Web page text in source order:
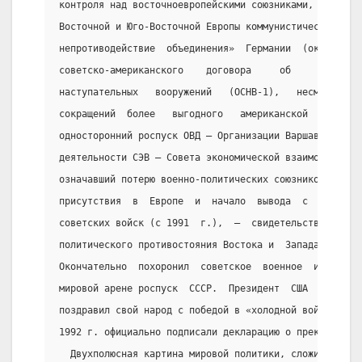
контроля над восточноевропейскими союзниками,
Восточной и Юго-Восточной Европы коммунистических
непротиводействие  объединения»  Германии
советско-американского    договора     об
наступательных   вооружений   (ОСНВ-1),   несмотря
сокращений  более   выгодного   американской
односторонний роспуск ОВД — Организации Варшавского
деятельности СЭВ — Совета экономической
означавший потерю военно-политических союзников;
присутствия  в  Европе  и  начало  вывода  с
советских войск (с 1991  г.),  —  свидетельствовали
политического противостояния Востока и  Запада,
Окончательно  похоронил  советское  военное  и
мировой арене роспуск  СССР.  Президент  США  Дж.
поздравил свой народ с победой в «холодной войне».
1992 г. официально подписали декларацию о
Двухполюсная картина мировой политики, сложившаяся